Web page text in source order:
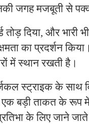
जगह मजबूती से
दिया, और भारी
का प्रदर्शन
में स्थान रखती है।
स्ट्राइक के साथ
बड़ी ताकत के रूप
के लिए जाने